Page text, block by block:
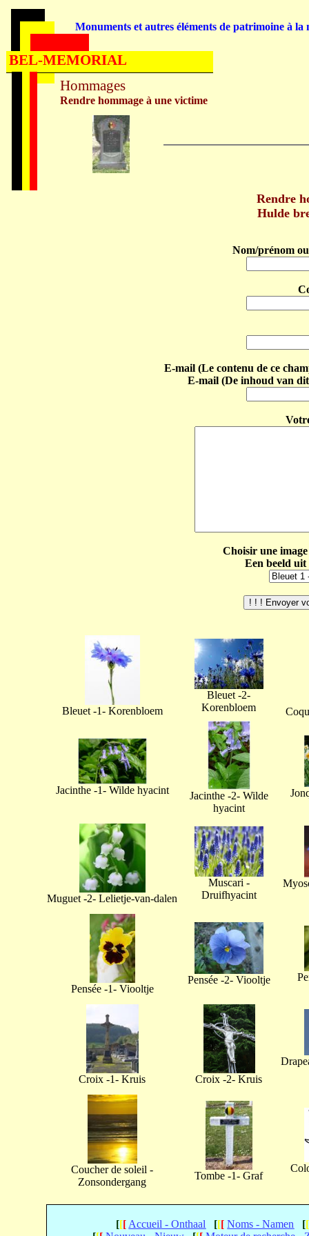
Rendre
Hulde
Nom/prénom
E-mail (Le contenu de ce
E-mail (De inhoud van
Choisir une
Een beeld
Bleuet -1- Korenbloem
Bleuet -2-
Korenbloem
Jacinthe -1- Wilde hyacint
Jacinthe -2- Wilde
hyacint
Muguet -2- Lelietje-van-dalen
Muscari -
Druifhyacint
Pensée -1- Viooltje
Pensée -2- Viooltje
Croix -1- Kruis Croix -2- Kruis
Coucher de soleil -
Zonsondergang
Tombe -1- Graf
[[[ Accueil - Onthaal [[[ Noms - Namen [[
Hommages
Rendre hommage à une victime
Monuments et autres éléments de patrimoine à la
BEL-MEMORIAL